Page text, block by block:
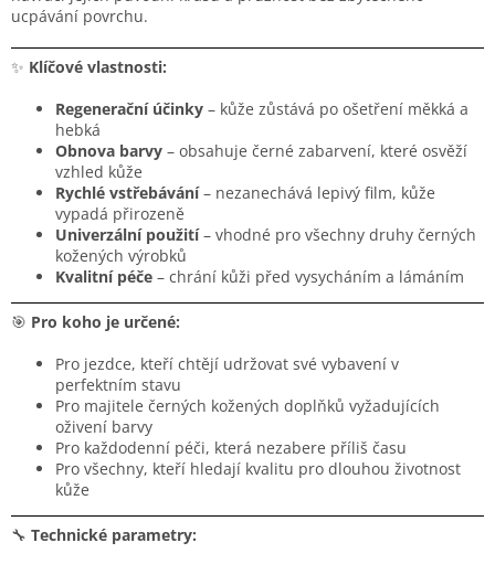
ucpávání povrchu.
✨ Klíčové vlastnosti:
Regenerační účinky – kůže zůstává po ošetření měkká a
hebká
Obnova barvy – obsahuje černé zabarvení, které osvěží
vzhled kůže
Rychlé vstřebávání – nezanechává lepivý film, kůže
vypadá přirozeně
Univerzální použití – vhodné pro všechny druhy černých
kožených výrobků
Kvalitní péče – chrání kůži před vysycháním a lámáním
🎯 Pro koho je určené:
Pro jezdce, kteří chtějí udržovat své vybavení v
perfektním stavu
Pro majitele černých kožených doplňků vyžadujících
oživení barvy
Pro každodenní péči, která nezabere příliš času
Pro všechny, kteří hledají kvalitu pro dlouhou životnost
kůže
🔧 Technické parametry: